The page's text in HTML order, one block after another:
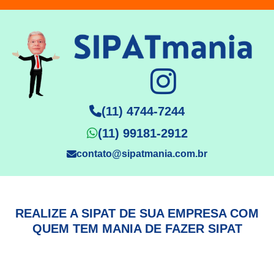
(11) 4744-7244
(11) 99181-2912
contato@sipatmania.com.br
REALIZE A SIPAT DE SUA EMPRESA COM
QUEM TEM MANIA DE FAZER SIPAT